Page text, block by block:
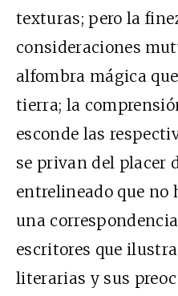
texturas; pero la
consideraciones
alfombra mágica
tierra; la
esconde las
se privan del placer
entrelineado que no
una
escritores que
literarias y sus